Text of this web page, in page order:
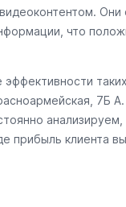
что
7Б А
прибыль клиента